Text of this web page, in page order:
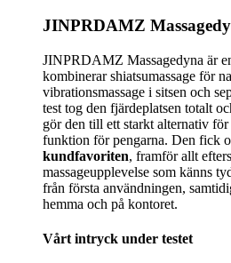
JINPRDAMZ
JINPRDAMZ Massagedyna är
kombinerar shiatsumassage för
vibrationsmassage i sitsen och
test tog den fjärdeplatsen totalt
gör den till ett starkt alternativ
funktion för pengarna. Den fick
kundfavoriten, framför allt
massageupplevelse som känns
från första användningen,
hemma och på kontoret.
Vårt intryck under testet